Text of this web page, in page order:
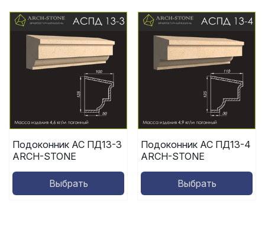
Подоконник АС ПД13-3
ARCH-STONE
Выбрать
Подоконник АС ПД13-4
ARCH-STONE
Выбрать